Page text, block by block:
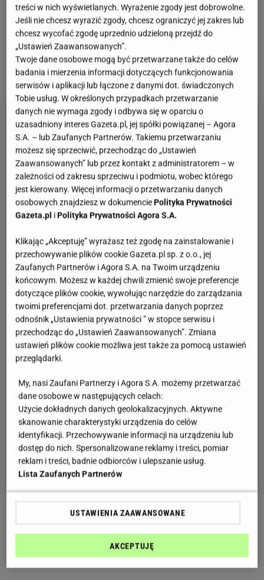
gotowego produktu w sklepie.Wystarczy garść
obierek po owocach i kilka podstawowych
składników, by przygotować własny, domowy ocet o
wysokiej wartości odżywczej.Można go dodawać
dosałatek, napojów imarynat.
Zobacz wideoSzukasz domowych sposobów na
twoimi sprzymierzeńcami
treści w nich wyświetlanych. Wyrażenie zgody jest dobrowolne.
Jeśli nie chcesz wyrazić zgody, chcesz ograniczyć jej zakres lub
chcesz wycofać zgodę uprzednio udzieloną przejdź do
„Ustawień Zaawansowanych”.
Twoje dane osobowe mogą być przetwarzane także do celów
badania i mierzenia informacji dotyczących funkcjonowania
serwisów i aplikacji lub łączone z danymi dot. świadczonych
Tobie usług. W określonych przypadkach przetwarzanie
danych nie wymaga zgody i odbywa się w oparciu o
uzasadniony interes Gazeta.pl, jej spółki powiązanej – Agora
S.A. – lub Zaufanych Partnerów. Takiemu przetwarzaniu
możesz się sprzeciwić, przechodząc do „Ustawień
Zaawansowanych” lub przez kontakt z administratorem – w
zależności od zakresu sprzeciwu i podmiotu, wobec którego
jest kierowany. Więcej informacji o przetwarzaniu danych
osobowych znajdziesz w dokumencie Polityka Prywatności
Gazeta.pl i Polityka Prywatności Agora S.A.
Klikając „Akceptuję” wyrażasz też zgodę na zainstalowanie i
przechowywanie plików cookie Gazeta.pl sp. z o.o., jej
Zaufanych Partnerów i Agora S.A. na Twoim urządzeniu
końcowym. Możesz w każdej chwili zmienić swoje preferencje
dotyczące plików cookie, wywołując narzędzie do zarządzania
twoimi preferencjami dot. przetwarzania danych poprzez
odnośnik „Ustawienia prywatności ” w stopce serwisu i
przechodząc do „Ustawień Zaawansowanych”. Zmiana
ustawień plików cookie możliwa jest także za pomocą ustawień
przeglądarki.
My, nasi Zaufani Partnerzy i Agora S.A. możemy przetwarzać
dane osobowe w następujących celach:
Użycie dokładnych danych geolokalizacyjnych. Aktywne
skanowanie charakterystyki urządzenia do celów
identyfikacji. Przechowywanie informacji na urządzeniu lub
dostęp do nich. Spersonalizowane reklamy i treści, pomiar
reklam i treści, badnie odbiorców i ulepszanie usług.
Lista Zaufanych Partnerów
USTAWIENIA ZAAWANSOWANE
AKCEPTUJĘ